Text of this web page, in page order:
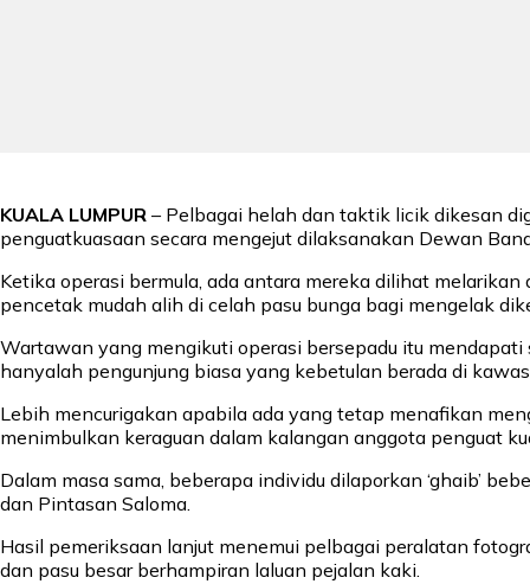
KUALA LUMPUR – Pelbagai helah dan taktik licik dikesan
penguatkuasaan secara mengejut dilaksanakan Dewan
Ketika operasi bermula, ada antara mereka dilihat
pencetak mudah alih di celah pasu bunga bagi mengelak
Wartawan yang mengikuti operasi bersepadu itu
hanyalah pengunjung biasa yang kebetulan berada di
Lebih mencurigakan apabila ada yang tetap menafikan
menimbulkan keraguan dalam kalangan anggota penguat
Dalam masa sama, beberapa individu dilaporkan ‘ghaib’
dan Pintasan Saloma.
Hasil pemeriksaan lanjut menemui pelbagai peralatan
dan pasu besar berhampiran laluan pejalan kaki.